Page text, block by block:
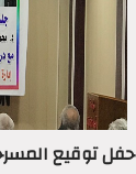
حفل توقيع